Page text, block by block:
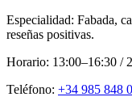
Especialidad: Fabada,
reseñas positivas.
Horario: 13:00–16:30 /
Teléfono: +34 985 848